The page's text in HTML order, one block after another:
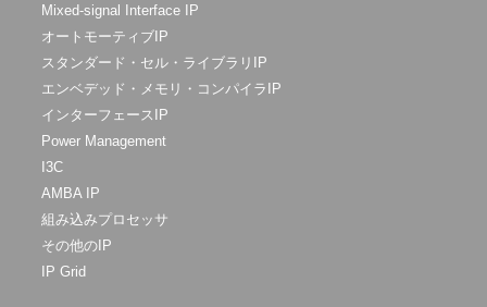
Mixed-signal Interface IP
オートモーティブIP
スタンダード・セル・ライブラリIP
エンベデッド・メモリ・コンパイラIP
インターフェースIP
Power Management
I3C
AMBA IP
組み込みプロセッサ
その他のIP
IP Grid